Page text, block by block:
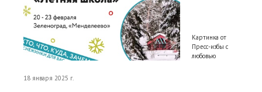
Картинка от
Пресс-избы с
любовью
18 января 2025 г.